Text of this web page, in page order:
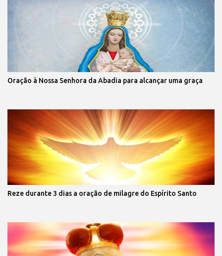
Oração à Nossa Senhora da Abadia para alcançar uma graça
Reze durante 3 dias a oração de milagre do Espírito Santo